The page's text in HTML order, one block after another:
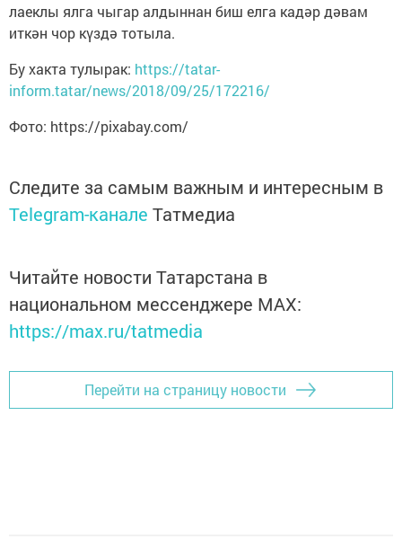
лаеклы ялга чыгар алдыннан биш елга кадәр дәвам
иткән чор күздә тотыла.
Бу хакта тулырак: https://tatar-
inform.tatar/news/2018/09/25/172216/
Фото: https://pixabay.com/
Следите за самым важным и интересным в
Telegram-канале Татмедиа
Читайте новости Татарстана в
национальном мессенджере MАХ:
https://max.ru/tatmedia
Перейти на страницу новости